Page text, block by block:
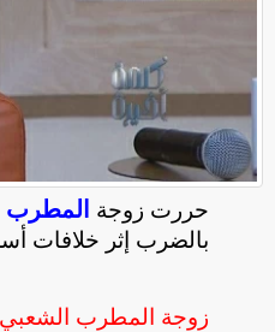
حررت زوجة
بالضرب إثر خلافات
زوجة المطرب